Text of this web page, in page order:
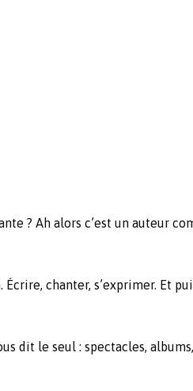
? Ah alors c’est un auteur
chanter, s’exprimer. Et
dit le seul : spectacles,